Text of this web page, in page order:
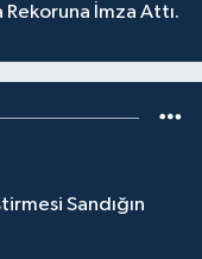
Rekoruna İmza Attı.
Sandığın